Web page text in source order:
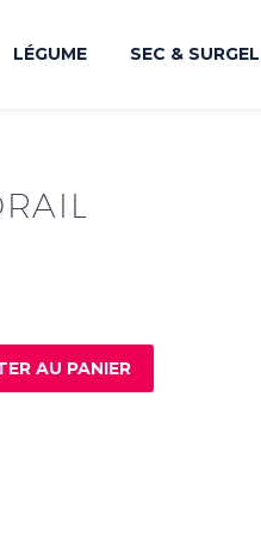
LÉGUME SEC &
AU PANIER